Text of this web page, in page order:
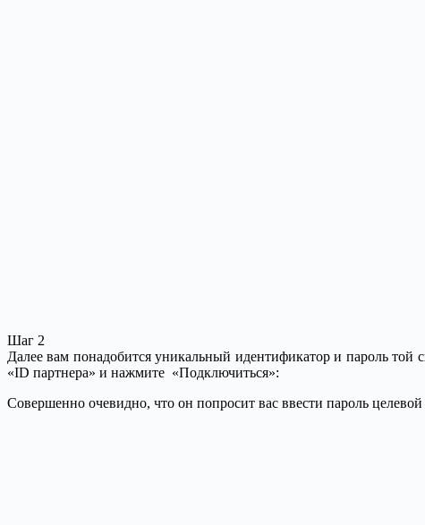
Шаг 2
Далее вам понадобится уникальный идентификатор и пароль той
«ID партнера» и нажмите «Подключиться»:
Совершенно очевидно, что он попросит вас ввести пароль